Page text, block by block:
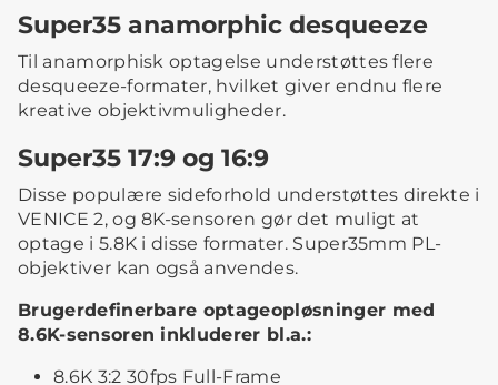
Super35 anamorphic desqueeze
Til anamorphisk optagelse understøttes flere
desqueeze-formater, hvilket giver endnu flere
kreative objektivmuligheder.
Super35 17:9 og 16:9
Disse populære sideforhold understøttes direkte i
VENICE 2, og 8K-sensoren gør det muligt at
optage i 5.8K i disse formater. Super35mm PL-
objektiver kan også anvendes.
Brugerdefinerbare optageopløsninger med
8.6K-sensoren inkluderer bl.a.:
8.6K 3:2 30fps Full-Frame